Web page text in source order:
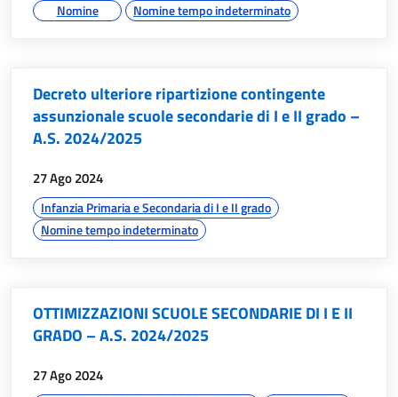
Nomine
Nomine tempo indeterminato
Decreto ulteriore ripartizione contingente
assunzionale scuole secondarie di I e II grado –
A.S. 2024/2025
data:
27 Ago 2024
argomenti:
Infanzia Primaria e Secondaria di I e II grado
Nomine tempo indeterminato
OTTIMIZZAZIONI SCUOLE SECONDARIE DI I E II
GRADO – A.S. 2024/2025
data:
27 Ago 2024